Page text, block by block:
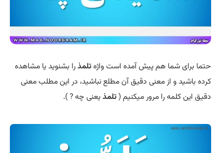
حتما برای شما هم پیش آمده است واژهتلمذرا بشنوید یا مشاهده
کرده باشید و از معنی دقیق آن مطلع نباشید، در این مطلب معنی
دقیق این کلمه را مرور میکنیم (تلمذیعنی چه ? ).